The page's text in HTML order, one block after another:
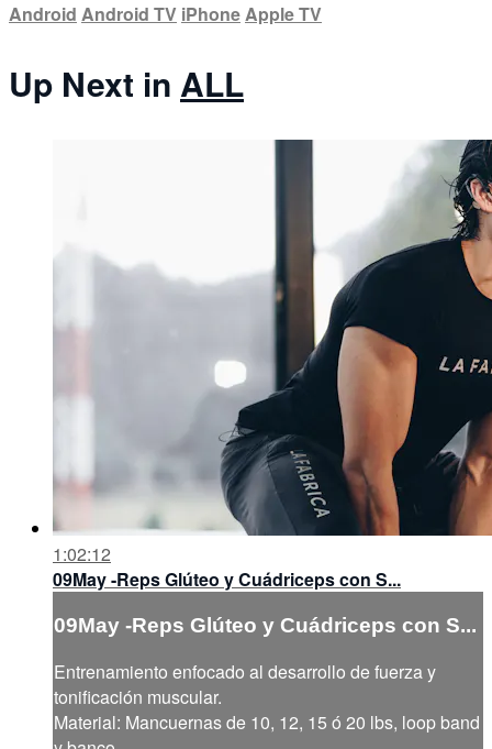
Android Android TV iPhoneApple TV
Up Next in ALL
1:02:12
09May -Reps Glúteo y Cuádriceps con S...
09May -Reps Glúteo y Cuádriceps con S...
Entrenamiento enfocado al desarrollo de fuerza y
tonificación muscular.
Material: Mancuernas de 10, 12, 15 ó 20 lbs, loop band